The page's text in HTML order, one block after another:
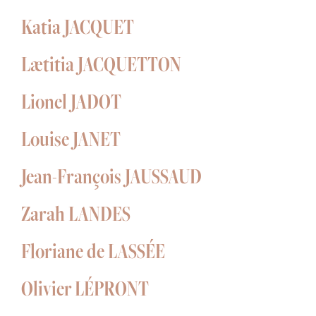
Katia JACQUET
Lætitia JACQUETTON
Lionel JADOT
Louise JANET
Jean-François JAUSSAUD
Zarah LANDES
Floriane de LASSÉE
Olivier LÉPRONT